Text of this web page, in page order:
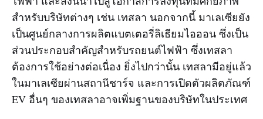
สำหรับบริษัทต่างๆ เช่น เทสลา นอกจากนี้ มาเลเซียยัง
เป็นศูนย์กลางการผลิตแบตเตอรี่ลิเธียมไอออน ซึ่งเป็น
ส่วนประกอบสำคัญสำหรับรถยนต์ไฟฟ้า ซึ่งเทสลา
ต้องการใช้อย่างต่อเนื่อง ยิ่งไปกว่านั้น เทสลามีอยู่แล้ว
ในมาเลเซียผ่านสถานีชาร์จ และการเปิดตัวผลิตภัณฑ์
EV อื่นๆ ของเทสลาอาจเพิ่มฐานของบริษัทในประเทศ